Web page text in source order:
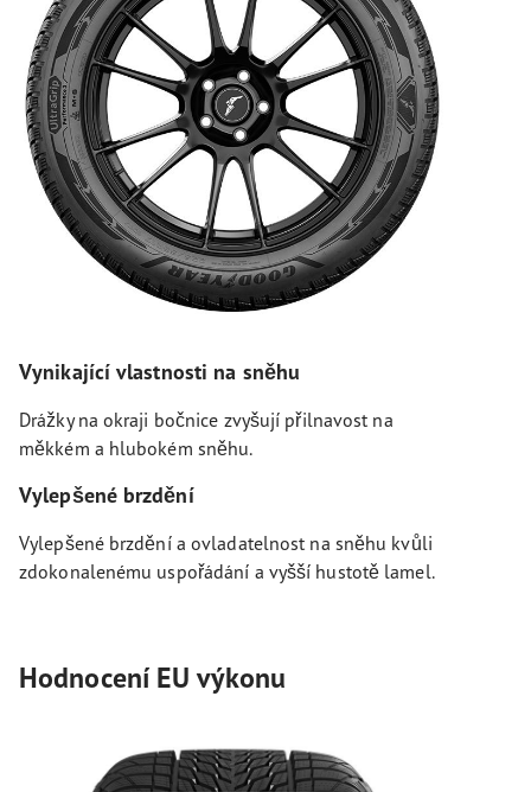
Vynikající vlastnosti na sněhu
Drážky na okraji bočnice zvyšují přilnavost na
měkkém a hlubokém sněhu.
Vylepšené brzdění
Vylepšené brzdění a ovladatelnost na sněhu kvůli
zdokonalenému uspořádání a vyšší hustotě lamel.
Hodnocení EU výkonu